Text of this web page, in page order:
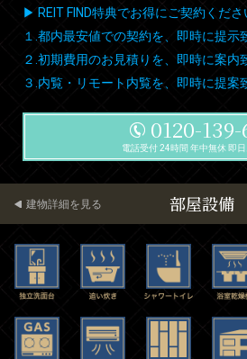
▶ REIT FIND特典でお得にご契約くださ
１.都内最安値での契約を、即時に提示
２.初期費用のお見積りを、即時に案内
３.内覧・リモート内覧を、即時に提案
0120-139-
電話受付 24時間 年中無休 即
部屋設備
建物詳細を見る